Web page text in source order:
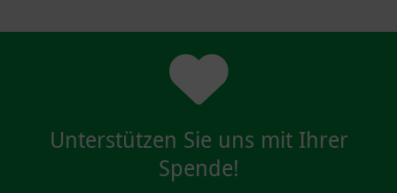
Unterstützen Sie uns mit Ihrer
Spende!